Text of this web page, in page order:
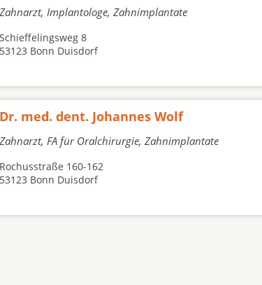
Zahnarzt, Implantologe, Zahnimplantate
Schieffelingsweg 8
53123 Bonn Duisdorf
Dr. med. dent. Johannes Wolf
Zahnarzt, FA für Oralchirurgie, Zahnimplantate
Rochusstraße 160-162
53123 Bonn Duisdorf